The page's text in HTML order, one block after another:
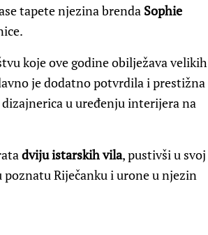
tapete njezina brenda Sophie
koje ove godine obilježava velikih
je dodatno potvrdila i prestižna
u uređenju interijera na
dviju istarskih vila, pustivši u svoj
Riječanku i urone u njezin